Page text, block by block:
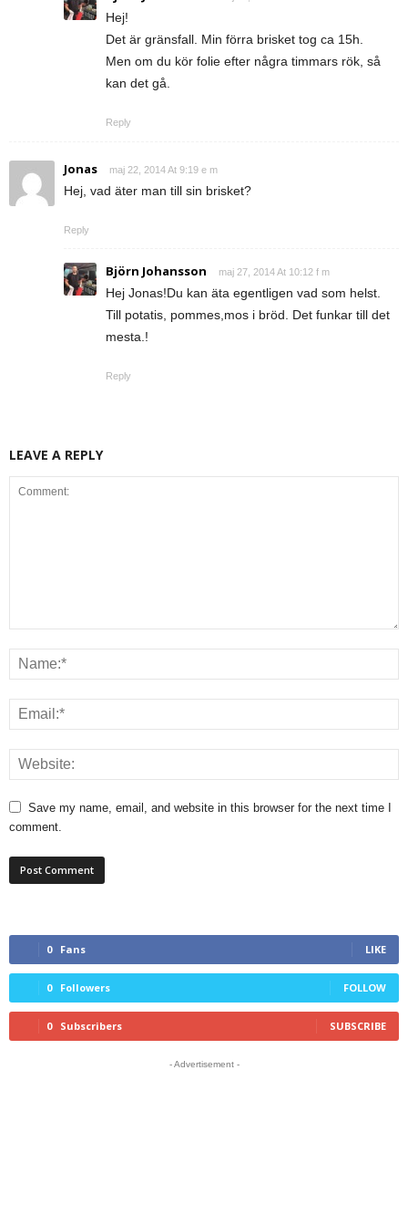
Hej!
Det är gränsfall. Min förra brisket tog ca 15h.
Men om du kör folie efter några timmars rök, så
kan det gå.
Reply
Jonas maj 22, 2014 At 9:19 e m
Hej, vad äter man till sin brisket?
Reply
Björn Johansson maj 27, 2014 At 10:12 f m
Hej Jonas!Du kan äta egentligen vad som helst.
Till potatis, pommes,mos i bröd. Det funkar till det
mesta.!
Reply
LEAVE A REPLY
Save my name, email, and website in this browser for the next time I
comment.
0 Fans LIKE
0 Followers FOLLOW
0 Subscribers SUBSCRIBE
- Advertisement -